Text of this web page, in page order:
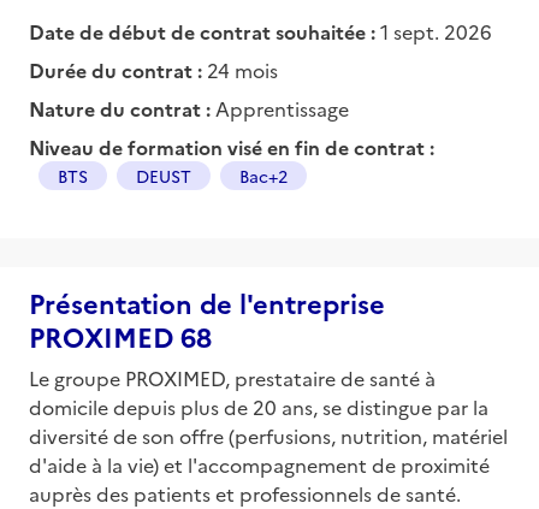
Date de début de contrat souhaitée :1 sept. 2026
Durée du contrat : 24 mois
Nature du contrat : Apprentissage
Niveau de formation visé en fin de contrat :
BTS DEUST Bac+2
Présentation de l'entreprise
PROXIMED 68
Le groupe PROXIMED, prestataire de santé à
domicile depuis plus de 20 ans, se distingue par la
diversité de son offre (perfusions, nutrition, matériel
d'aide à la vie) et l'accompagnement de proximité
auprès des patients et professionnels de santé.